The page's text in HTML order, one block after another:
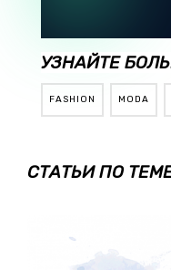
УЗНАЙТЕ
FASHION MODA
СТАТЬИ ПО